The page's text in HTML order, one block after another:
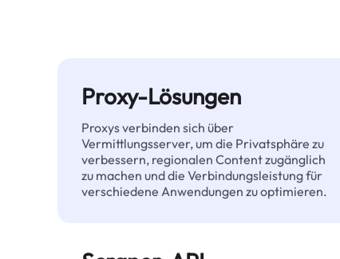
Proxy-Lösungen
Proxys verbinden sich über
Vermittlungsserver, um die Privatsphäre zu
verbessern, regionalen Content zugänglich
zu machen und die Verbindungsleistung für
verschiedene Anwendungen zu optimieren.